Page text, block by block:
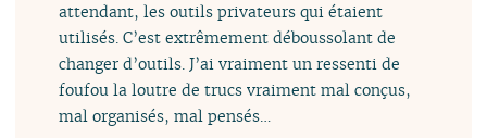
attendant, les outils privateurs qui étaient
utilisés. C’est extrêmement déboussolant de
changer d’outils. J’ai vraiment un ressenti de
foufou la loutre de trucs vraiment mal conçus,
mal organisés, mal pensés…